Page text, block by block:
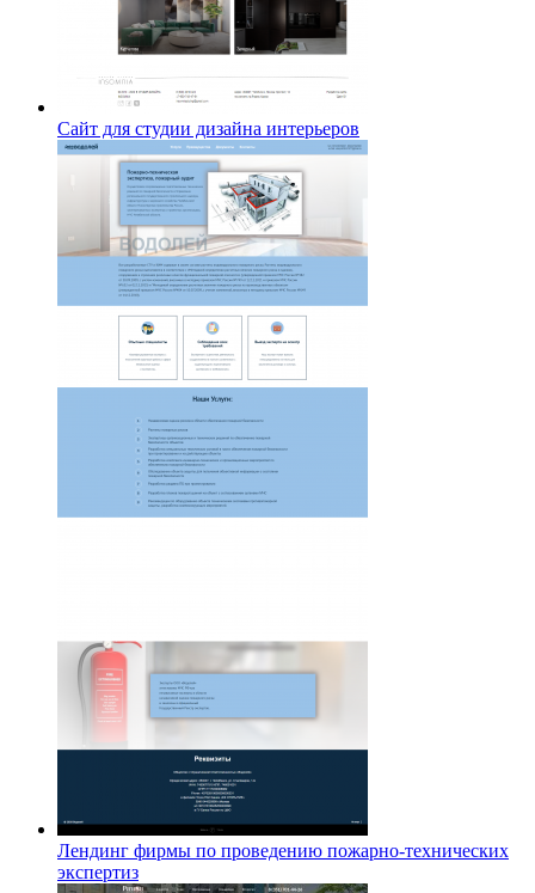
Сайт для студии дизайна интерьеров
Лендинг фирмы по проведению пожарно-технических
экспертиз